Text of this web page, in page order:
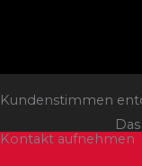
Kundenstimmen
Kontakt aufnehmen